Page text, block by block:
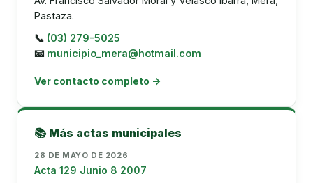
Pastaza.
📞 (03) 279-5025
📧 municipio_mera@hotmail.com
Ver contacto completo →
📚 Más actas municipales
28 DE MAYO DE 2026
Acta 129 Junio 8 2007